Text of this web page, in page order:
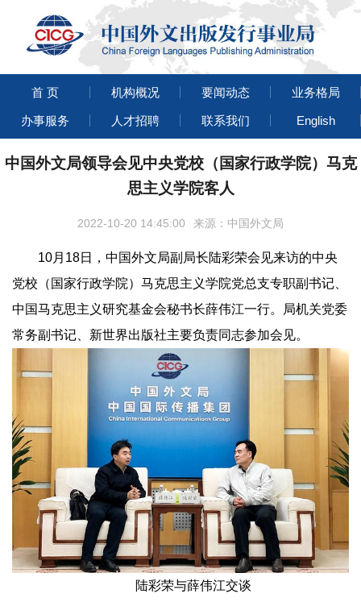
首 页 机构概况 要闻动态 业务格局
办事服务 人才招聘 联系我们 English
中国外文局领导会见中央党校（国家行政学院）马克
思主义学院客人
2022-10-20 14:45:00 来源：中国外文局
10月18日，中国外文局副局长陆彩荣会见来访的中央
党校（国家行政学院）马克思主义学院党总支专职副书记、
中国马克思主义研究基金会秘书长薛伟江一行。局机关党委
常务副书记、新世界出版社主要负责同志参加会见。
陆彩荣与薛伟江交谈